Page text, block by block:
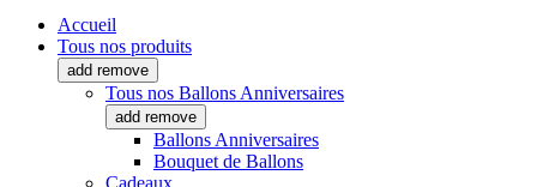
Accueil
Tous nos produits
add remove
Tous nos Ballons Anniversaires
add remove
Ballons Anniversaires
Bouquet de Ballons
Cadeaux